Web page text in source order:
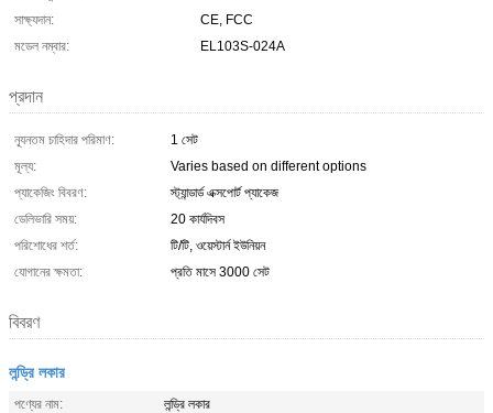
সাক্ষ্যদান:
CE, FCC
মডেল নম্বার:
EL103S-024A
প্রদান
ন্যূনতম চাহিদার পরিমাণ:
1 সেট
মূল্য:
Varies based on different options
প্যাকেজিং বিবরণ:
স্ট্যান্ডার্ড এক্সপোর্ট প্যাকেজ
ডেলিভারি সময়:
20 কার্যদিবস
পরিশোধের শর্ত:
টি/টি, ওয়েস্টার্ন ইউনিয়ন
যোগানের ক্ষমতা:
প্রতি মাসে 3000 সেট
বিবরণ
লন্ড্রি লকার
পণ্যের নাম:
লন্ড্রি লকার